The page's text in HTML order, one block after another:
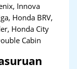
Innova
Honda BRV,
Honda City
Cabin